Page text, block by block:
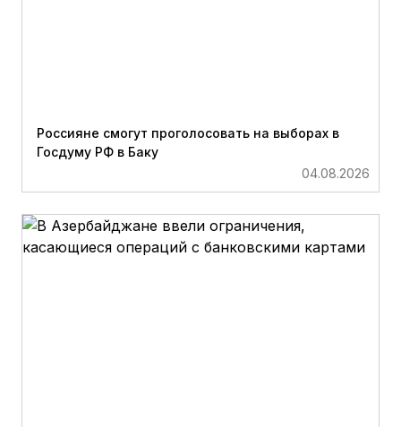
Россияне смогут проголосовать на выборах в
Госдуму РФ в Баку
04.08.2026